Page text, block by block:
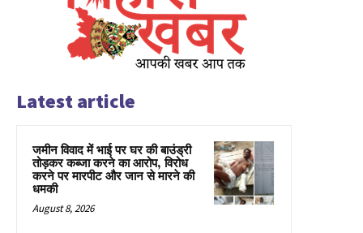
Latest article
जमीन विवाद में भाई पर घर की बाउंड्री
तोड़कर कब्जा करने का आरोप, विरोध
करने पर मारपीट और जान से मारने की
धमकी
August 8, 2026